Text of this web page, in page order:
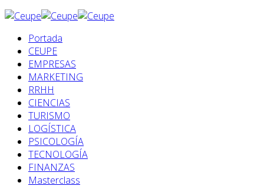
Portada
CEUPE
EMPRESAS
MARKETING
RRHH
CIENCIAS
TURISMO
LOGÍSTICA
PSICOLOGÍA
TECNOLOGÍA
FINANZAS
Masterclass